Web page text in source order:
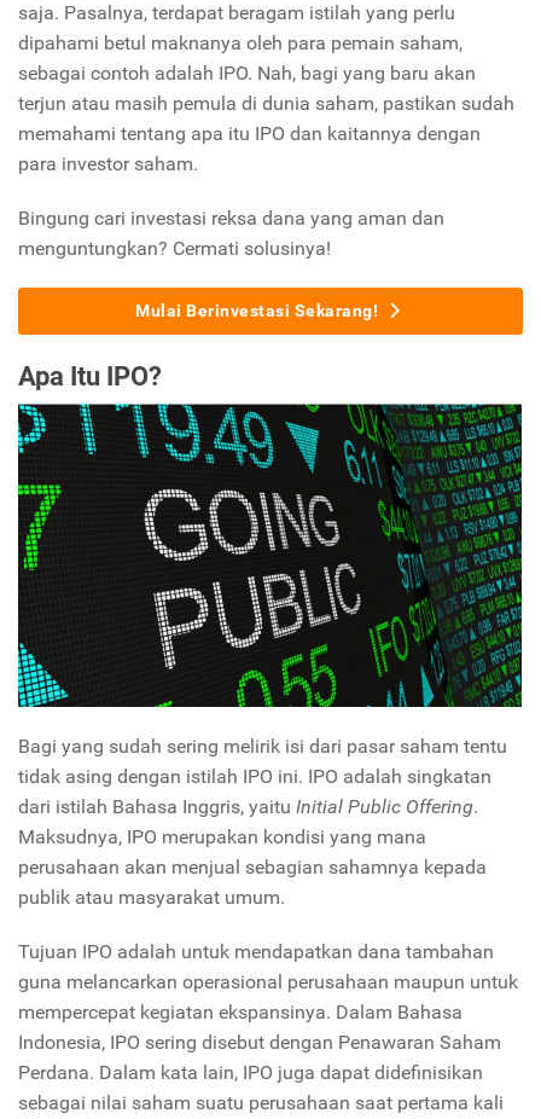
saja. Pasalnya, terdapat beragam istilah yang perlu
dipahami betul maknanya oleh para pemain saham,
sebagai contoh adalah IPO. Nah, bagi yang baru akan
terjun atau masih pemula di dunia saham, pastikan sudah
memahami tentang apa itu IPO dan kaitannya dengan
para investor saham.
Bingung cari investasi reksa dana yang aman dan
menguntungkan? Cermati solusinya!
Mulai Berinvestasi Sekarang!
Apa Itu IPO?
Bagi yang sudah sering melirik isi dari pasar saham tentu
tidak asing dengan istilah IPO ini. IPO adalah singkatan
dari istilah Bahasa Inggris, yaitu Initial Public Offering.
Maksudnya, IPO merupakan kondisi yang mana
perusahaan akan menjual sebagian sahamnya kepada
publik atau masyarakat umum.
Tujuan IPO adalah untuk mendapatkan dana tambahan
guna melancarkan operasional perusahaan maupun untuk
mempercepat kegiatan ekspansinya. Dalam Bahasa
Indonesia, IPO sering disebut dengan Penawaran Saham
Perdana. Dalam kata lain, IPO juga dapat didefinisikan
sebagai nilai saham suatu perusahaan saat pertama kali